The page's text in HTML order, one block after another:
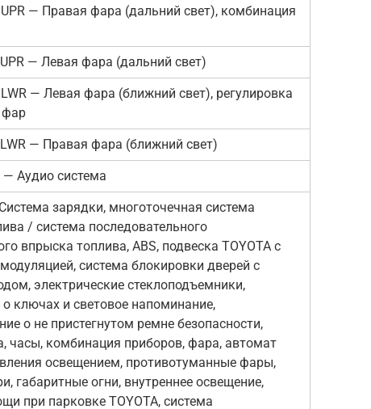
UPR — Правая фара (дальний свет), комбинация
— Левая фара (дальний свет)
LWR — Левая фара (ближний свет), регулировка
фар
— Правая фара (ближний свет)
— Аудио система
зарядки, многоточечная система
/ система последовательного
впрыска топлива, ABS, подвеска TOYOTA с
система блокировки дверей с
электрические стеклоподъемники,
ключах и световое напоминание,
о не пристегнутом ремне безопасности,
часы, комбинация приборов, фара, автомат
освещением, противотуманные фары,
габаритные огни, внутреннее освещение,
при парковке TOYOTA, система